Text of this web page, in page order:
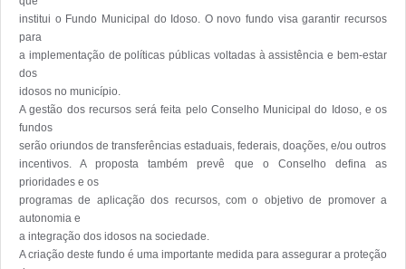
institui o Fundo Municipal do Idoso. O novo fundo visa garantir recursos
para
a implementação de políticas públicas voltadas à assistência e bem-estar
dos
idosos no município.
A gestão dos recursos será feita pelo Conselho Municipal do Idoso, e os
fundos
serão oriundos de transferências estaduais, federais, doações, e/ou outros
incentivos. A proposta também prevê que o Conselho defina as
prioridades e os
programas de aplicação dos recursos, com o objetivo de promover a
autonomia e
a integração dos idosos na sociedade.
A criação deste fundo é uma importante medida para assegurar a proteção